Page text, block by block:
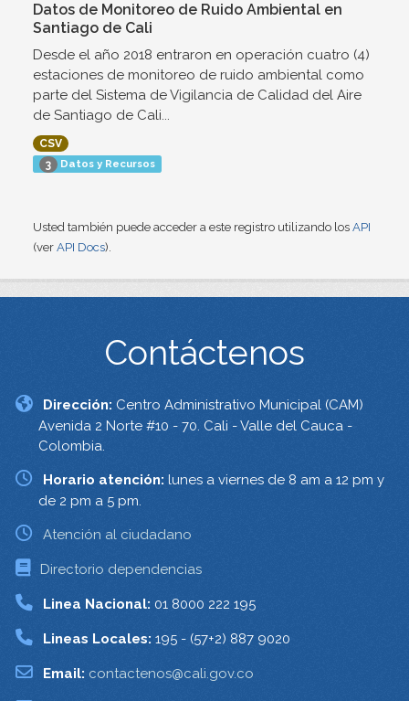
Datos de Monitoreo de Ruido Ambiental en
Santiago de Cali
Desde el año 2018 entraron en operación cuatro (4)
estaciones de monitoreo de ruido ambiental como
parte del Sistema de Vigilancia de Calidad del Aire
de Santiago de Cali...
CSV
3 Datos y Recursos
Usted también puede acceder a este registro utilizando los API
(ver API Docs).
Contáctenos
Dirección: Centro Administrativo Municipal (CAM)
Avenida 2 Norte #10 - 70. Cali - Valle del Cauca -
Colombia.
Horario atención: lunes a viernes de 8 am a 12 pm y
de 2 pm a 5 pm.
Atención al ciudadano
Directorio dependencias
Linea Nacional: 01 8000 222 195
Lineas Locales: 195 - (57+2) 887 9020
Email: contactenos@cali.gov.co